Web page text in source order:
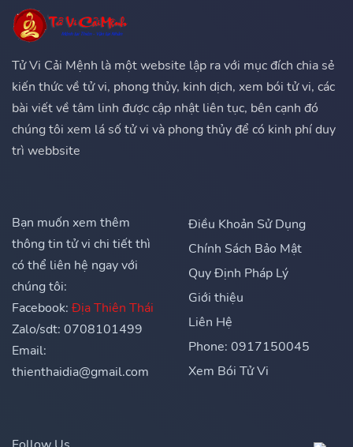
Tử Vi Cải Mệnh là một website lập ra với mục đích chia sẻ
kiến thức về tử vi, phong thủy, kinh dịch, xem bói tử vi, các
bài viết về tâm linh được cập nhật liên tục, bên cạnh đó
chúng tôi xem lá số tử vi và phong thủy để có kinh phí duy
trì webbsite
Bạn muốn xem thêm
thông tin tử vi chi tiết thì
có thể liên hệ ngay với
chúng tôi:
Facebook: Địa Thiên Thái
Zalo/sdt: 0708101499
Email:
thienthaidia@gmail.com
Điều Khoản Sử Dụng
Chính Sách Bảo Mật
Quy Định Pháp Lý
Giới thiệu
Liên Hệ
Phone: 0917150045
Xem Bói Tử Vi